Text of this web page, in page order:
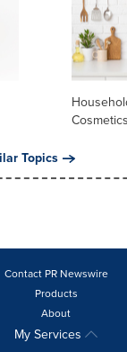
Cosmetics
Topics
Contact PR Newswire
Products
About
My Services